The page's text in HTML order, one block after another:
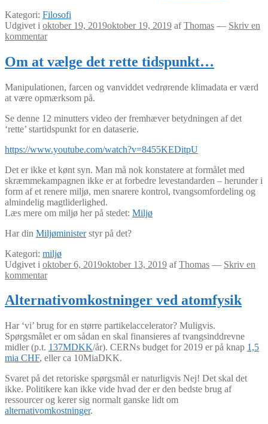
Kategori: Filosofi
Udgivet i oktober 19, 2019oktober 19, 2019 afThomas — Skriv en
kommentar
Om at vælge det rette tidspunkt…
Manipulationen, farcen og vanviddet vedrørende klimadata er værd
at være opmærksom på.
Se denne 12 minutters video der fremhæver betydningen af det
‘rette’ startidspunkt for en dataserie.
https://www.youtube.com/watch?v=8455KEDitpU
Det er ikke et kønt syn. Man må nok konstatere at formålet med
skræmmekampagnen ikke er at forbedre levestandarden – herunder i
form af et renere miljø, men snarere kontrol, tvangsomfordeling og
almindelig magtliderlighed.
Læs mere om miljø her på stedet: Miljø
Har din Miljøministerstyr på det?
Kategori: miljø
Udgivet i oktober 6, 2019oktober 13, 2019 afThomas — Skriv en
kommentar
Alternativomkostninger ved atomfysik
Har ‘vi’ brug for en større partikelaccelerator? Muligvis.
Spørgsmålet er om sådan en skal finansieres af tvangsinddrevne
midler (p.t. 137MDKK/år). CERNs budget for 2019 er på knap 1,5
mia CHF, eller ca 10MiaDKK.
Svaret på det retoriske spørgsmål er naturligvis Nej! Det skal det
ikke. Politikere kan ikke vide hvad der er den bedste brug af
ressourcer og kerer sig normalt ganske lidt om
alternativomkostninger.